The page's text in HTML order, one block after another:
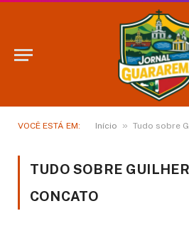
VOCÊ ESTÁ EM: Início » Tudo sobre
TUDO SOBRE
CONCATO